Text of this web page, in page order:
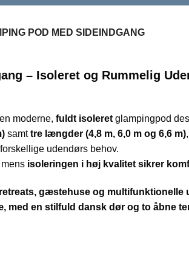
POD MED SIDEINDGANG
– Isoleret og Rummelig
moderne, fuldt isoleret glampingpod
samttre længder (4,8 m, 6,0 m og 6,6 m),
udendørs behov.
mens isoleringen i høj kvalitet sikrer
gæstehuse og multifunktionelle
med en stilfuld dansk dør og to åbne